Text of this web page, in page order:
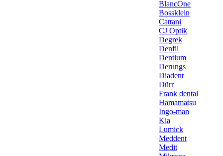
BlancOne
Bossklein
Cattani
CJ Optik
Degrek
Denfil
Dentium
Derungs
Diadent
Dürr
Frank dental
Hamamatsu
Ingo-man
Kia
Lumick
Meddent
Medit